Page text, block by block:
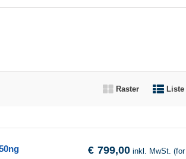
Raster Liste
€ 799,00 inkl. MwSt. (for